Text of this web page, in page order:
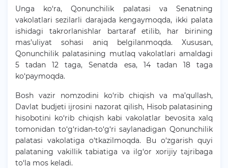
Unga ko‘ra, Qonunchilik palatasi va Senatning
vakolatlari sezilarli darajada kengaymoqda, ikki palata
ishidagi takrorlanishlar bartaraf etilib, har birining
mas’uliyat sohasi aniq belgilanmoqda. Xususan,
Qonunchilik palatasining mutlaq vakolatlari amaldagi
5 tadan 12 taga, Senatda esa, 14 tadan 18 taga
ko‘paymoqda.
Bosh vazir nomzodini ko‘rib chiqish va ma’qullash,
Davlat budjeti ijrosini nazorat qilish, Hisob palatasining
hisobotini ko‘rib chiqish kabi vakolatlar bevosita xalq
tomonidan to‘g‘ridan-to‘g‘ri saylanadigan Qonunchilik
palatasi vakolatiga o‘tkazilmoqda. Bu o‘zgarish quyi
palataning vakillik tabiatiga va ilg‘or xorijiy tajribaga
to‘la mos keladi.